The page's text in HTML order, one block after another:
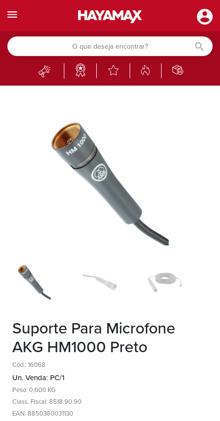
Suporte Para Microfone
AKG HM1000 Preto
Cód.: 16068
Un. Venda: PC/1
Peso: 0,600 KG
Class. Fiscal: 8518.90.90
EAN: 8850380031130